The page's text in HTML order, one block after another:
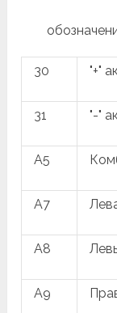
30 "+"
31 "-"
A5
A7
A8
A9